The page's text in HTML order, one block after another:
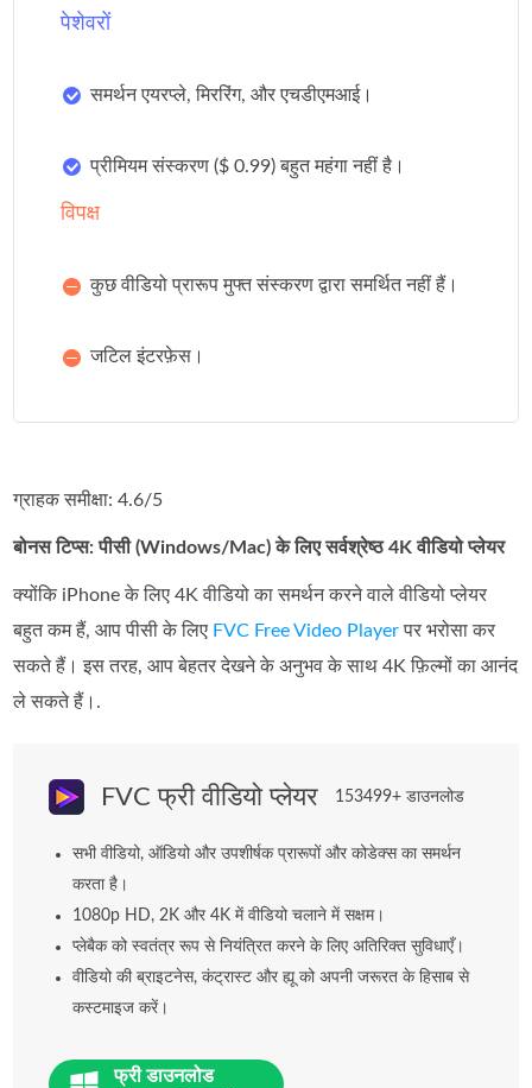
पेशेवरों
समर्थन एयरप्ले, मिररिंग, और एचडीएमआई।
प्रीमियम संस्करण ($ 0.99) बहुत महंगा नहीं है।
विपक्ष
कुछ वीडियो प्रारूप मुफ्त संस्करण द्वारा समर्थित नहीं हैं।
जटिल इंटरफ़ेस।
ग्राहक समीक्षा: 4.6/5
बोनस टिप्स: पीसी (Windows/Mac) के लिए सर्वश्रेष्ठ 4K वीडियो प्लेयर
क्योंकि iPhone के लिए 4K वीडियो का समर्थन करने वाले वीडियो प्लेयर
बहुत कम हैं, आप पीसी के लिए FVC Free Video Playerपर भरोसा कर
सकते हैं। इस तरह, आप बेहतर देखने के अनुभव के साथ 4K फ़िल्मों का आनंद
ले सकते हैं।.
FVC फ्री वीडियो प्लेयर 153499+ डाउनलोड
सभी वीडियो, ऑडियो और उपशीर्षक प्रारूपों और कोडेक्स का समर्थन
करता है।
1080p HD, 2K और 4K में वीडियो चलाने में सक्षम।
प्लेबैक को स्वतंत्र रूप से नियंत्रित करने के लिए अतिरिक्त सुविधाएँ।
वीडियो की ब्राइटनेस, कंट्रास्ट और ह्यू को अपनी जरूरत के हिसाब से
कस्टमाइज करें।
फ्री डाउनलोड